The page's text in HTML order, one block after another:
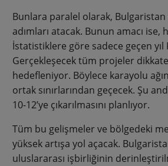
Bunlara paralel olarak, Bulgaristan
adımları atacak. Bunun amacı
İstatistiklere göre sadece geçen
Gerçekleşecek tüm projeler dikkate
hedefleniyor. Böylece karayolu
ortak sınırlarından geçecek. Şu
10-12’ye çıkarılmasını planlıyor.
Tüm bu gelişmeler ve bölgedeki
yüksek artışa yol açacak.
uluslararası işbirliğinin